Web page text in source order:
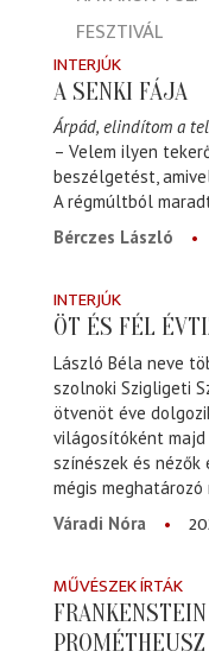
FESZTIVÁL
INTERJÚK
A SENKI FÁJA
Árpád, elindítom a
– Velem ilyen
beszélgetést,
A régmúltból
Bérczes László
INTERJÚK
ÖT ÉS FÉL
László Béla neve
szolnoki Szigligeti
ötvenöt éve
világosítóként
színészek és
mégis meghatározó
Váradi Nóra
MŰVÉSZEK ÍRTÁK
PROMÉTHEUSZ